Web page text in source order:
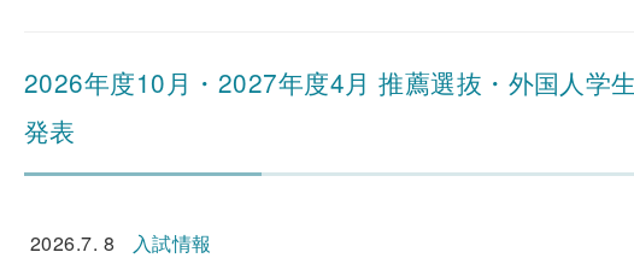
2026年度10月・2027年度4月 推薦選抜・外国人学
発表
2026.7. 8
入試情報